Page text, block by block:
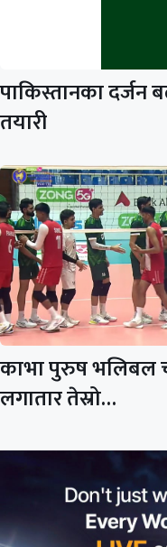
पाकिस्तानका दर्जन
तयारी
काभा पुरुष भलिबल
लगातार तेस्रो…